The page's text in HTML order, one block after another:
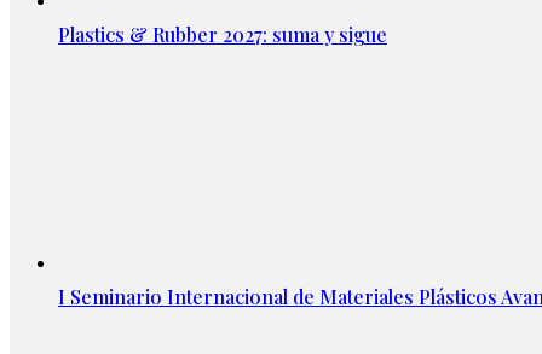
Plastics & Rubber 2027: suma y sigue
I Seminario Internacional de Materiales Plásticos